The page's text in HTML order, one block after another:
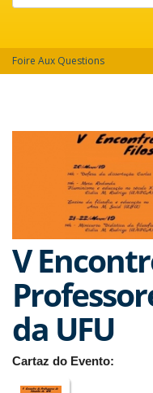
Foire Aux Questions
V
da UFU
Cartaz do Evento: